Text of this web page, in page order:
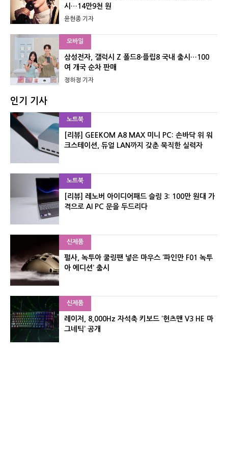
시…14만9천 원
윤현종 기자
모바일
삼성전자, 갤럭시 Z 폴드8·플립8 국내 출시…100
여 개국 순차 판매
정하정 기자
인기 기사
노트북
[리뷰] GEEKOM A8 MAX 미니 PC: 손바닥 위 워
크스테이션, 듀얼 LAN까지 갖춘 묵직한 실력자
노트북
[리뷰] 레노버 아이디어패드 슬림 3: 100만 원대 가
격으로 AI PC 문을 두드리다
신제품
펄사, 녹투아 쿨링팬 넣은 마우스 ‘파인만 F01 녹투
아 에디션’ 출시
신제품
레이저, 8,000Hz 자석축 키보드 ‘헌츠맨 V3 HE 마
그네틱’ 공개